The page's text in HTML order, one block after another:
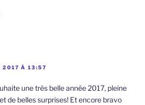
2017 À 13:57
une très belle année 2017, pleine
de belles surprises! Et encore bravo